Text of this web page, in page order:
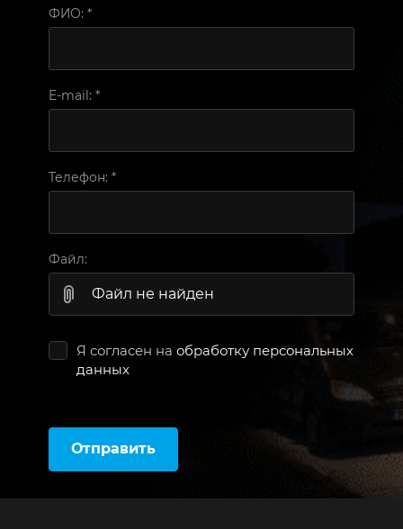
ФИО: *
E-mail: *
Телефон: *
Файл:
Файл не найден
Я согласен на обработку персональных
данных
Отправить